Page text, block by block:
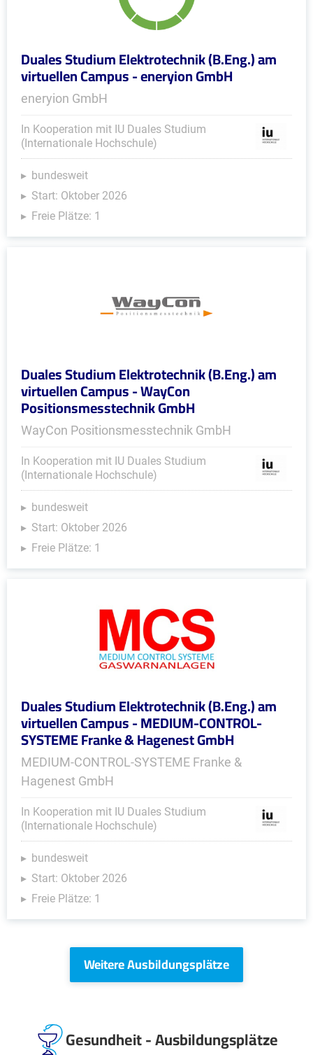
Duales Studium Elektrotechnik (B.Eng.) am
virtuellen Campus - eneryion GmbH
eneryion GmbH
In Kooperation mit IU Duales Studium
(Internationale Hochschule)
bundesweit
Start: Oktober 2026
Freie Plätze: 1
Duales Studium Elektrotechnik (B.Eng.) am
virtuellen Campus - WayCon
Positionsmesstechnik GmbH
WayCon Positionsmesstechnik GmbH
In Kooperation mit IU Duales Studium
(Internationale Hochschule)
bundesweit
Start: Oktober 2026
Freie Plätze: 1
Duales Studium Elektrotechnik (B.Eng.) am
virtuellen Campus - MEDIUM-CONTROL-
SYSTEME Franke & Hagenest GmbH
MEDIUM-CONTROL-SYSTEME Franke &
Hagenest GmbH
In Kooperation mit IU Duales Studium
(Internationale Hochschule)
bundesweit
Start: Oktober 2026
Freie Plätze: 1
Weitere Ausbildungsplätze
Gesundheit - Ausbildungsplätze